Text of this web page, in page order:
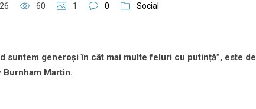
60 1 0 Social
suntem generoși în cât mai multe feluri cu putință”, este de
Burnham Martin.